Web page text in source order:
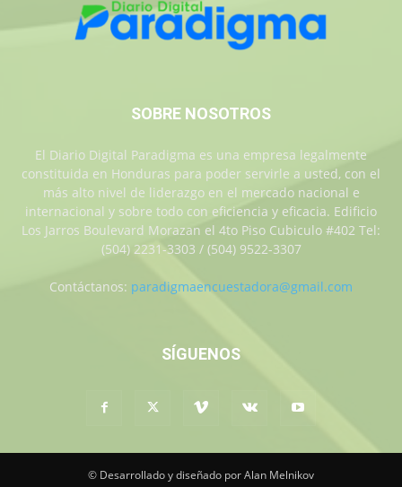
SOBRE NOSOTROS
El Diario Digital Paradigma es una empresa legalmente
constituida en Honduras para poder servirle a usted, con el
más alto nivel de liderazgo en el mercado nacional e
internacional y sobre todo con eficiencia y eficacia. Edificio
Los Jarros Boulevard Morazan el 4to Piso Cubiculo #402 Tel:
(504) 2231-3303 / (504) 9522-3307
Contáctanos: paradigmaencuestadora@gmail.com
SÍGUENOS
© Desarrollado y diseñado por Alan Melnikov